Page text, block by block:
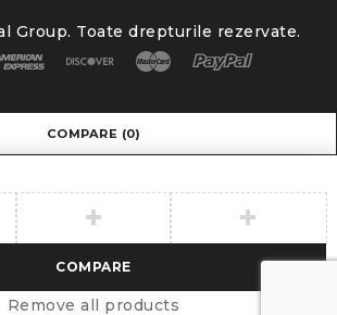
Group. Toate drepturile rezervate.
COMPARE (0)
COMPARE
Remove all products